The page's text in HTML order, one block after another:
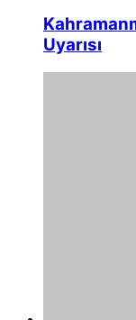
Uyarısı